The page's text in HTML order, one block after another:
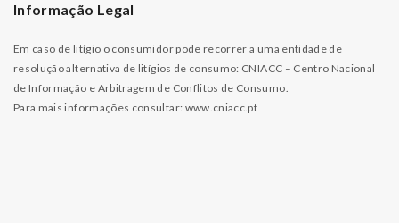
Informação Legal
Em caso de litígio o consumidor pode recorrer a uma entidade de
resolução alternativa de litígios de consumo: CNIACC – Centro Nacional
de Informação e Arbitragem de Conflitos de Consumo.
Para mais informações consultar: www.cniacc.pt